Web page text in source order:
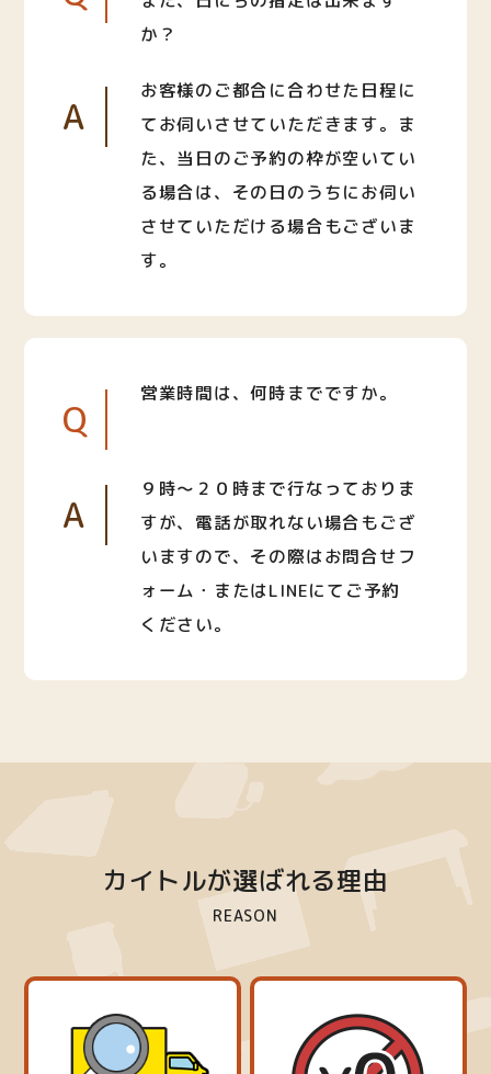
か？
A
お客様のご都合に合わせた日程に
てお伺いさせていただきます。ま
た、当日のご予約の枠が空いてい
る場合は、その日のうちにお伺い
させていただける場合もございま
す。
Q
営業時間は、何時までですか。
A
９時〜２０時まで行なっておりま
すが、電話が取れない場合もござ
いますので、その際はお問合せフ
ォーム・またはLINEにてご予約
ください。
カイトルが選ばれる理由
REASON